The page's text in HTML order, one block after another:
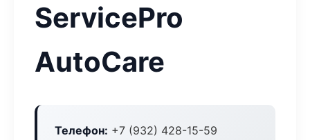
ServicePro
AutoCare
Телефон: +7 (932) 428-15-59